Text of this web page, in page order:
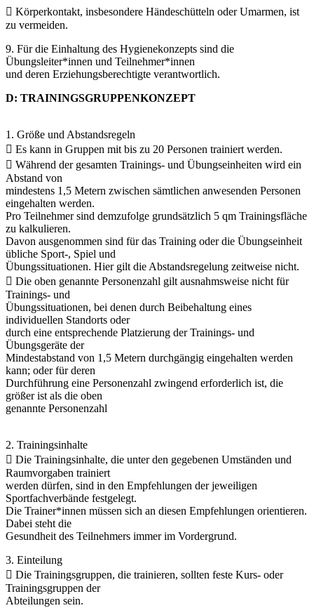
 Körperkontakt, insbesondere Händeschütteln oder Umarmen, ist
zu vermeiden.
9. Für die Einhaltung des Hygienekonzepts sind die
Übungsleiter*innen und Teilnehmer*innen
und deren Erziehungsberechtigte verantwortlich.
D: TRAININGSGRUPPENKONZEPT
1. Größe und Abstandsregeln
 Es kann in Gruppen mit bis zu 20 Personen trainiert werden.
 Während der gesamten Trainings- und Übungseinheiten wird ein
Abstand von
mindestens 1,5 Metern zwischen sämtlichen anwesenden Personen
eingehalten werden.
Pro Teilnehmer sind demzufolge grundsätzlich 5 qm Trainingsfläche
zu kalkulieren.
Davon ausgenommen sind für das Training oder die Übungseinheit
übliche Sport-, Spiel und
Übungssituationen. Hier gilt die Abstandsregelung zeitweise nicht.
 Die oben genannte Personenzahl gilt ausnahmsweise nicht für
Trainings- und
Übungssituationen, bei denen durch Beibehaltung eines
individuellen Standorts oder
durch eine entsprechende Platzierung der Trainings- und
Übungsgeräte der
Mindestabstand von 1,5 Metern durchgängig eingehalten werden
kann; oder für deren
Durchführung eine Personenzahl zwingend erforderlich ist, die
größer ist als die oben
genannte Personenzahl
2. Trainingsinhalte
 Die Trainingsinhalte, die unter den gegebenen Umständen und
Raumvorgaben trainiert
werden dürfen, sind in den Empfehlungen der jeweiligen
Sportfachverbände festgelegt.
Die Trainer*innen müssen sich an diesen Empfehlungen orientieren.
Dabei steht die
Gesundheit des Teilnehmers immer im Vordergrund.
3. Einteilung
 Die Trainingsgruppen, die trainieren, sollten feste Kurs- oder
Trainingsgruppen der
Abteilungen sein.